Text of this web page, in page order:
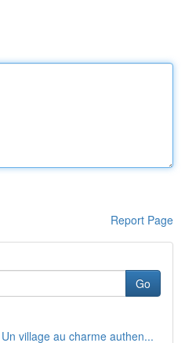
Report Page
Go
village au charme authen...